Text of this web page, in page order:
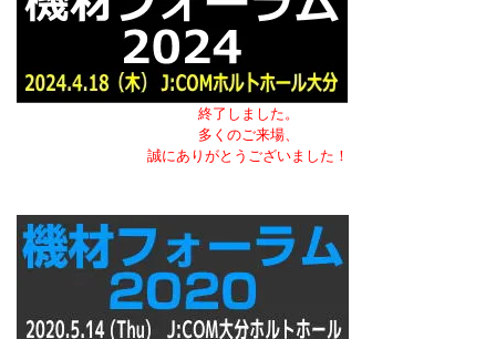
終了しました。
多くのご来場、
誠にありがとうございました！